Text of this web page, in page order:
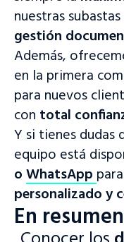
nuestras
gestión
Además,
en la primera
para nuevos
con total
Y si tienes dudas
equipo está
oWhatsApp
personalizado y
En resumen
Accede a la
sitio
¿Aún no